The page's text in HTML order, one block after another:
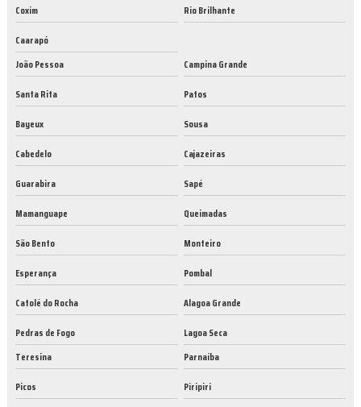
Coxim
Rio Brilhante
Caarapó
João Pessoa
Campina Grande
Santa Rita
Patos
Bayeux
Sousa
Cabedelo
Cajazeiras
Guarabira
Sapé
Mamanguape
Queimadas
São Bento
Monteiro
Esperança
Pombal
Catolé do Rocha
Alagoa Grande
Pedras de Fogo
Lagoa Seca
Teresina
Parnaíba
Picos
Piripiri